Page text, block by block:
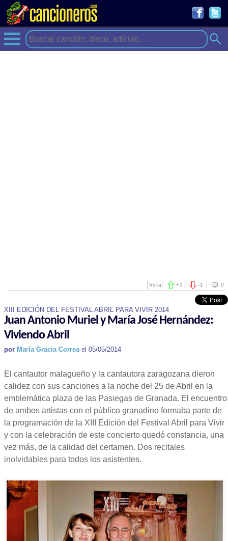
0
-1
Vota: +1
XIII EDICIÓN DEL FESTIVAL ABRIL PARA VIVIR 2014
Juan Antonio Muriel y María José Hernández:
Viviendo Abril
por María Gracia Correael 05/05/2014
El cantautor malagueño y la cantautora zaragozana dieron
calidez con sus canciones a la noche del 25 de Abril en la
emblemática plaza de las Pasiegas de Granada. El encuentro
de ambos artistas con el público granadino formaba parte de
la programación de la XIII Edición del Festival Abril para Vivir
y con la celebración de este concierto quedó constancia, una
vez más, de la calidad del certamen. Dos recitales
inolvidables para todos los asistentes.